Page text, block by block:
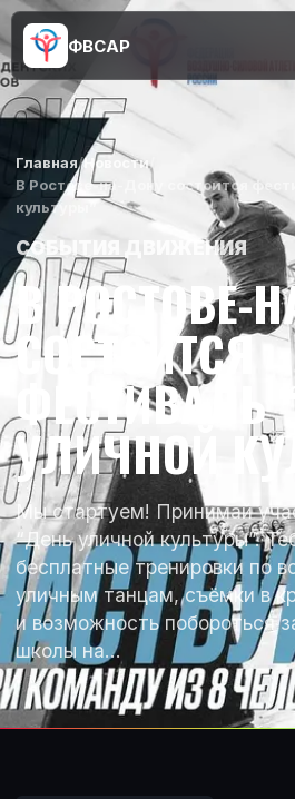
ФВСАР
Главная/Новости/
В Ростове-на-Дону состоится
культуры”
СОБЫТИЯ ДВИЖЕНИЯ
В РОСТОВЕ-
СОСТОИТСЯ
ФЕСТИВАЛЬ
УЛИЧНОЙ
Мы стартуем! Принимай
“День уличной культуры”.
бесплатные тренировки по
уличным танцам, съёмки в
и возможность побороться
школы на…